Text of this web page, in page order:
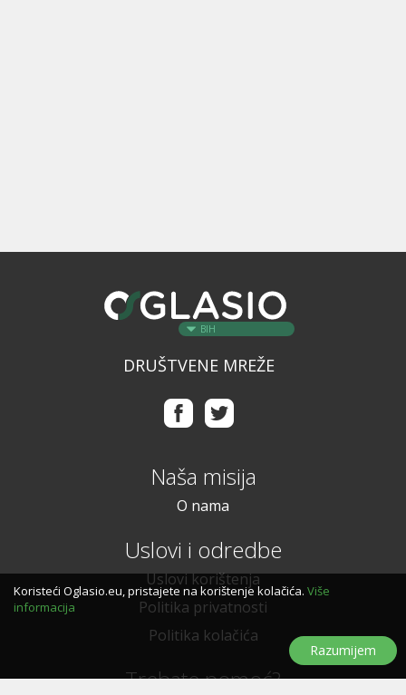
BIH
DRUŠTVENE MREŽE
Naša misija
O nama
Uslovi i odredbe
Uslovi korištenja
Politika privatnosti
Politika kolačića
Trebate pomoć?
Koristeći Oglasio.eu, pristajete na korištenje kolačića. Više
informacija
Razumijem